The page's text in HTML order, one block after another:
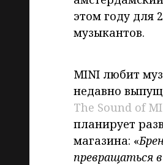
этом году для
музыкантов.
MINI любит
недавно
The Sound of
планирует
магазина: «
превращаться